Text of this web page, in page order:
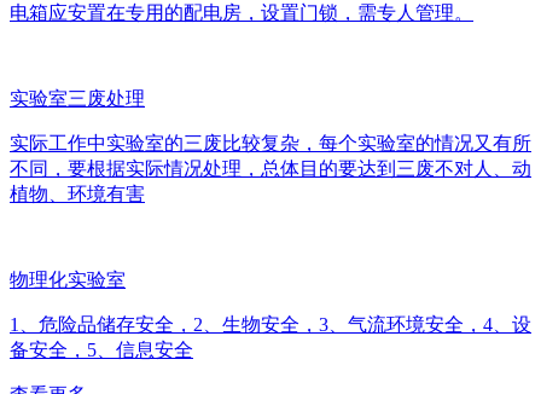
电箱应安置在专用的配电房，设置门锁，需专人管理。
实验室三废处理
实际工作中实验室的三废比较复杂，每个实验室的情况又有所
不同，要根据实际情况处理，总体目的要达到三废不对人、动
植物、环境有害
物理化实验室
1、危险品储存安全，2、生物安全，3、气流环境安全，4、设
备安全，5、信息安全